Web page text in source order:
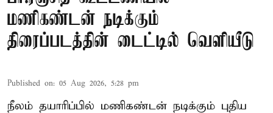
மணிகண்டன் நடிக்கும்
திரைப்படத்தின் டைட்டில் வெளியீடு
Published on: 05 Aug 2026, 5:28 pm
நீலம் தயாரிப்பில் மணிகண்டன் நடிக்கும் புதிய